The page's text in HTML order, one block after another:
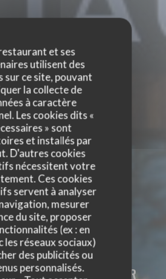
et ses
utilisent des
sur ce site, pouvant
la collecte de
à caractère
Les cookies dits «
» sont
et installés par
D'autres cookies
nécessitent votre
Ces cookies
servent à analyser
mesurer
du site, proposer
(ex : en
les réseaux sociaux)
des publicités ou
personnalisés.
RESTAURANT
- VIE|LA ROCHE SUR